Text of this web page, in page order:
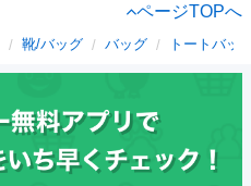
ページTOPへ
靴/バッグ バッグ トートバッ